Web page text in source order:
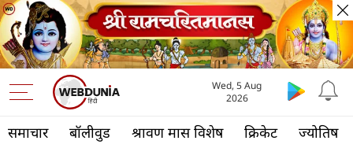
समाचार बॉलीवुड श्रावण मास विशेष क्रिकेट ज्योतिष
Wed, 5 Aug
2026